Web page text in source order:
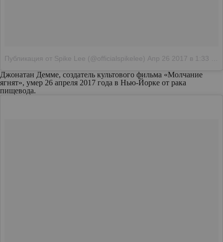
Публикация от Spike Lee (@officialspikelee) Апр 26 2017 в 1:33 PDT
Джонатан Демме, создатель культового фильма «Молчание
ягнят», умер 26 апреля 2017 года в Нью-Йорке от рака
пищевода.